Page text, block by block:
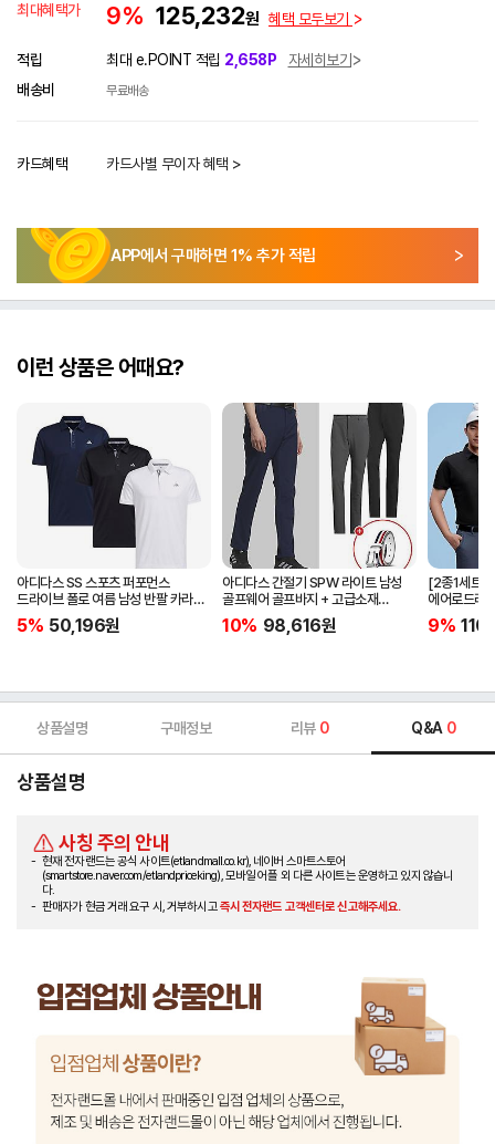
최대혜택가
9% 125,232원 혜택 모두보기
적립 최대 e.POINT 적립 2,658P
자세히보기
배송비
무료배송
카드혜택 카드사별 무이자 혜택 >
APP에서 구매하면 1% 추가 적립
이런 상품은 어때요?
아디다스 SS 스포츠 퍼포먼스
드라이브 폴로 여름 남성 반팔 카라
티셔츠 IA5447 IA5448 IA5446
5% 50,196원
아디다스 간절기 SPW 라이트 남성
골프웨어 골프바지 + 고급소재
삼선패턴 골프벨트 세트
10% 98,616원
[2종1세트]
에어로드라
남자 골프
JG1313
9%
상품설명 구매정보 리뷰 0 Q&A 0
상품설명
사칭 주의 안내
현재 전자랜드는 공식 사이트(etlandmall.co.kr), 네이버 스마트스토어
(smartstore.naver.com/etlandpriceking), 모바일 어플 외 다른 사이트는 운영하고 있지 않습니
다.
판매자가 현금 거래 요구 시, 거부하시고즉시 전자랜드 고객센터로 신고해주세요.